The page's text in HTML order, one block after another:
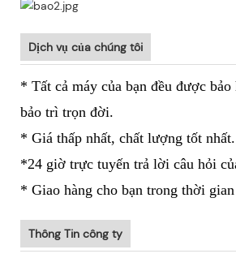
Dịch vụ của chúng tôi
* Tất cả máy của bạn đều được bảo
bảo trì trọn đời.
* Giá thấp nhất, chất lượng tốt nhất.
*24 giờ trực tuyến trả lời câu hỏi
* Giao hàng cho bạn trong thời
Thông Tin công ty